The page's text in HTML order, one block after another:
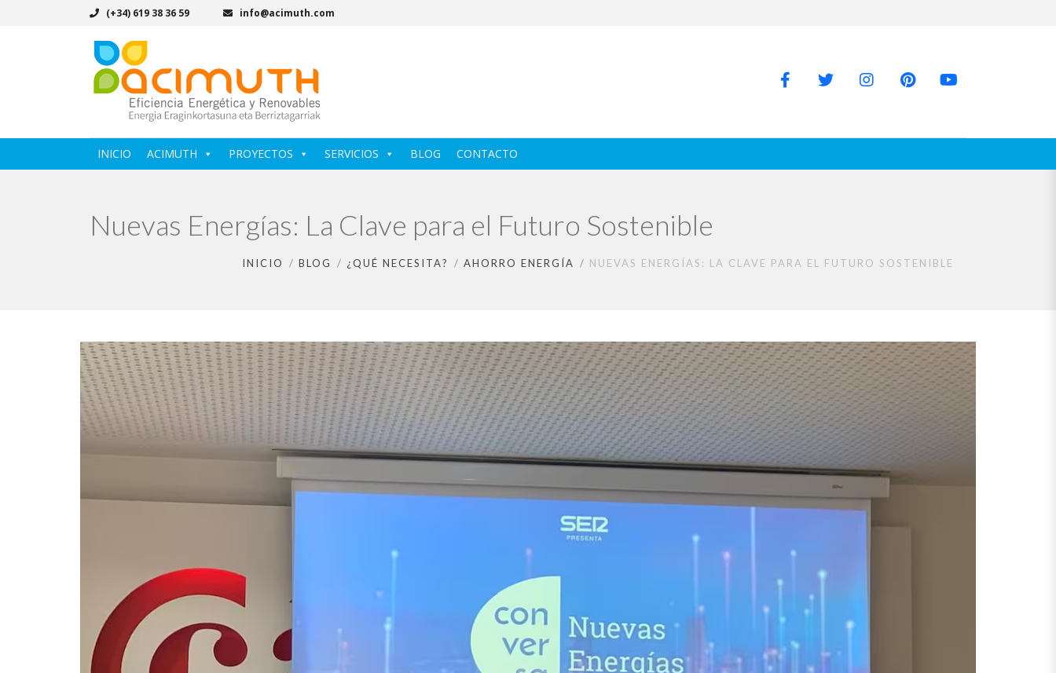
(+34) 619 38 36 59 info@acimuth.com
INICIO ACIMUTH PROYECTOS SERVICIOS BLOG CONTACTO
Nuevas Energías: La Clave para el Futuro Sostenible
INICIO BLOG ¿QUÉ NECESITA? AHORRO ENERGÍA NUEVAS ENERGÍAS: LA CLAVE PARA EL FUTURO SOSTENIBLE